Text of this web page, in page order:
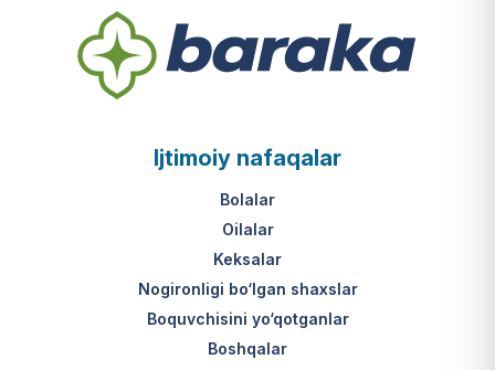
Ijtimoiy nafaqalar
Bolalar
Oilalar
Keksalar
Nogironligi bo‘lgan shaxslar
Boquvchisini yo‘qotganlar
Boshqalar